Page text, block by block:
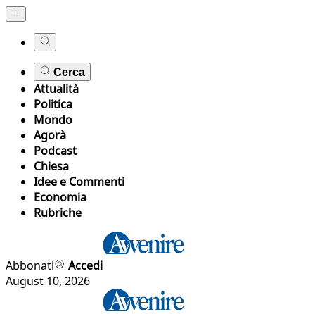
Cerca
Attualità
Politica
Mondo
Agorà
Podcast
Chiesa
Idee e Commenti
Economia
Rubriche
Abbonati
Accedi
August 10, 2026